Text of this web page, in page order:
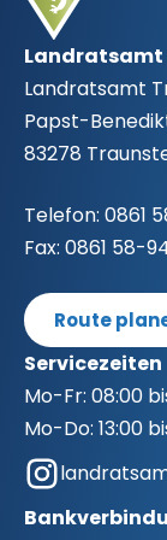
Ergebnisse
Landkreis
2023 im
Fridolfing,
zu finden im
im
Landkreises
am See,
im
Hier finden
Basis
Landratsamt
Landratsamt
Papst-
83278
Telefon: 0861
Fax: 0861 58-
Route
Servicezeiten
Mo-Fr: 08:00
Mo-Do: 13:00